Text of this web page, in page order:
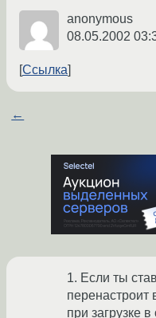
anonymous
08.05.2002
Ссылка
←
1. Если ты
перенастроит
при загрузке